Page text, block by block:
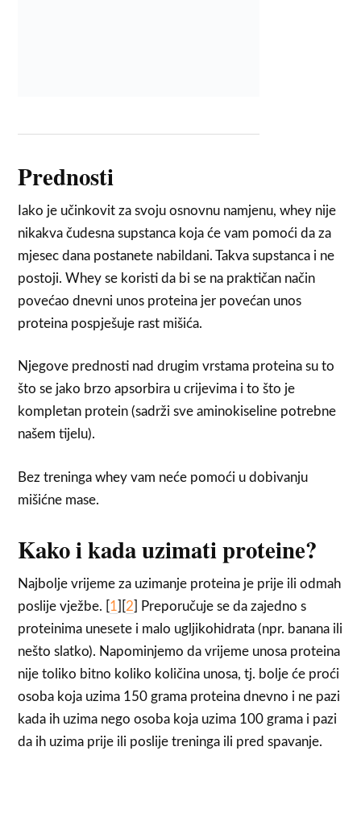
Prednosti
Iako je učinkovit za svoju osnovnu namjenu, whey nije
nikakva čudesna supstanca koja će vam pomoći da za
mjesec dana postanete nabildani. Takva supstanca i ne
postoji. Whey se koristi da bi se na praktičan način
povećao dnevni unos proteina jer povećan unos
proteina pospješuje rast mišića.
Njegove prednosti nad drugim vrstama proteina su to
što se jako brzo apsorbira u crijevima i to što je
kompletan protein (sadrži sve aminokiseline potrebne
našem tijelu).
Bez treninga whey vam neće pomoći u dobivanju
mišićne mase.
Kako i kada uzimati proteine?
Najbolje vrijeme za uzimanje proteina je prije ili odmah
poslije vježbe. [ 1 2 ] Preporučuje se da zajedno s
proteinima unesete i malo ugljikohidrata (npr. banana ili
nešto slatko). Napominjemo da vrijeme unosa proteina
nije toliko bitno koliko količina unosa, tj. bolje će proći
osoba koja uzima 150 grama proteina dnevno i ne pazi
kada ih uzima nego osoba koja uzima 100 grama i pazi
da ih uzima prije ili poslije treninga ili pred spavanje.